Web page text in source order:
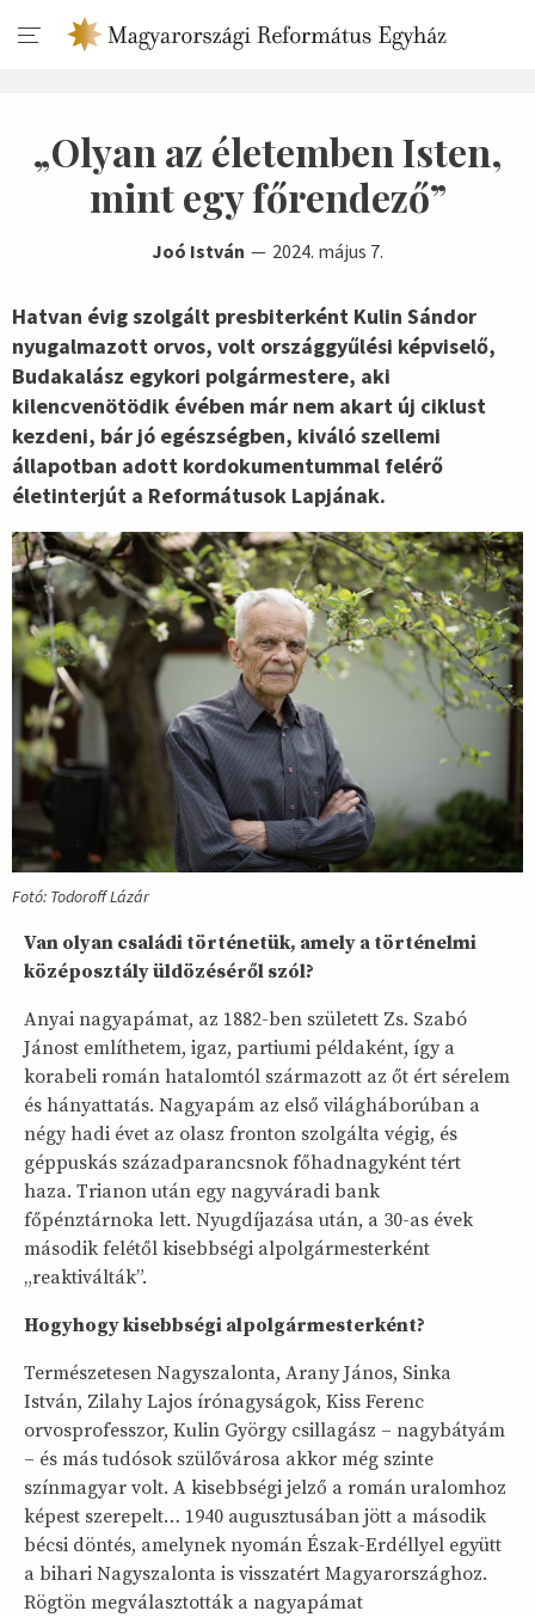
„Olyan az életemben Isten,
mint egy főrendező”
Joó István 2024. május 7.
Hatvan évig szolgált presbiterként Kulin Sándor
nyugalmazott orvos, volt országgyűlési képviselő,
Budakalász egykori polgármestere, aki
kilencvenötödik évében már nem akart új ciklust
kezdeni, bár jó egészségben, kiváló szellemi
állapotban adott kordokumentummal felérő
életinterjút a Reformátusok Lapjának.
Fotó: Todoroff Lázár
Van olyan családi történetük, amely a történelmi
középosztály üldözéséről szól?
Anyai nagyapámat, az 1882-ben született Zs. Szabó
Jánost említhetem, igaz, partiumi példaként, így a
korabeli román hatalomtól származott az őt ért sérelem
és hányattatás. Nagyapám az első világháborúban a
négy hadi évet az olasz fronton szolgálta végig, és
géppuskás századparancsnok főhadnagyként tért
haza. Trianon után egy nagyváradi bank
főpénztárnoka lett. Nyugdíjazása után, a 30-as évek
második felétől kisebbségi alpolgármesterként
„reaktiválták”.
Hogyhogy kisebbségi alpolgármesterként?
Természetesen Nagyszalonta, Arany János, Sinka
István, Zilahy Lajos írónagyságok, Kiss Ferenc
orvosprofesszor, Kulin György csillagász – nagybátyám
– és más tudósok szülővárosa akkor még szinte
színmagyar volt. A kisebbségi jelző a román uralomhoz
képest szerepelt… 1940 augusztusában jött a második
bécsi döntés, amelynek nyomán Észak-Erdéllyel együtt
a bihari Nagyszalonta is visszatért Magyarországhoz.
Rögtön megválasztották a nagyapámat